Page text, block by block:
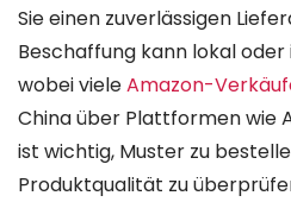
Sie einen zuverlässigen
Beschaffung kann lokal
wobei vieleAmazon-
China über Plattformen wie
ist wichtig, Muster zu
Produktqualität zu